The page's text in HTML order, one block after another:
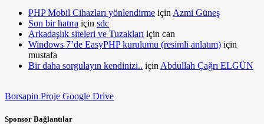
PHP Mobil Cihazları yönlendirme için Azmi Güneş
Son bir hatıra için sdc
Arkadaşlık siteleri ve Tuzakları için can
Windows 7’de EasyPHP kurulumu (resimli anlatım) için
mustafa
Bir daha sorgulayın kendinizi.. için Abdullah Çağrı ELGÜN
Borsapin Proje Google Drive
Sponsor Bağlantılar